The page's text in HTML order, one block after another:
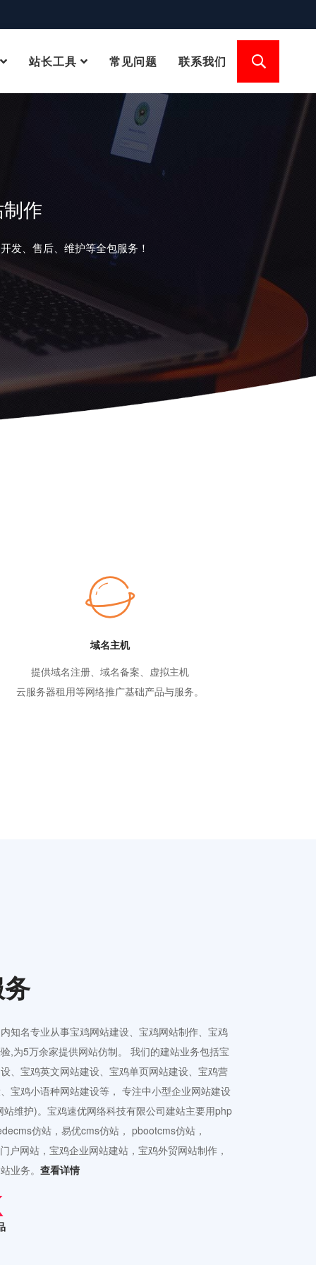
站长工具 常见问题 联系我们
作
发、售后、维护等全包服务！
域名主机
提供域名注册、域名备案、虚拟主机
云服务器租用等网络推广基础产品与服务。
知名专业从事宝鸡网站建设、宝鸡网站制作、宝鸡
,为5万余家提供网站仿制。 我们的建站业务包括宝
、宝鸡英文网站建设、宝鸡单页网站建设、宝鸡营
宝鸡小语种网站建设等， 专注中小型企业网站建设
维护)。宝鸡速优网络科技有限公司建站主要用php
仿站，易优cms仿站， pbootcms仿站，
户网站，宝鸡企业网站建站，宝鸡外贸网站制作，
业务。 查看详情